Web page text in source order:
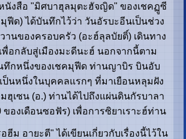
นังสือ "มิศบาฮุลมุตะฮัจญิด" ของเชคฏูซี
ฟีด) ได้บันทึกไว้ว่า วันอัรบะอีนเป็นช่วง
านของครอบครัว (อะฮ์ลุลบัยติ์) เดินทาง
พื่อกลับสู่เมืองมะดีนะฮ์ นอกจากนี้ตาม
ทึกหนึ่งของเชคมุฟีด ท่านญาบิร บินอับ
ป็นหนึ่งในบุคคลแรกๆ ที่มาเยือนหลุมฝัง
ฮุเซน (อ.) ท่านได้ไปถึงแผ่นดินกัรบาลา
องเดือนซอฟัร) เพื่อการซิยาเราะฮ์ท่าน
ม อายะตี" ได้เขียนเกี่ยวกับเรื่องนี้ไว้ใน